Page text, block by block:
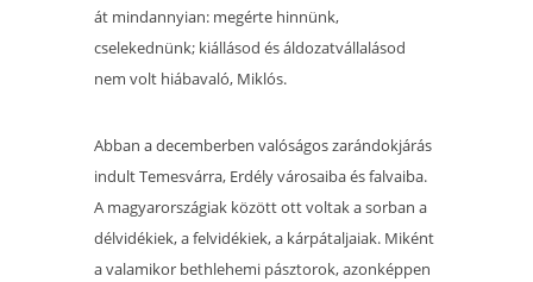
át mindannyian: megérte hinnünk,
cselekednünk; kiállásod és áldozatvállalásod
nem volt hiábavaló, Miklós.
Abban a decemberben valóságos zarándokjárás
indult Temesvárra, Erdély városaiba és falvaiba.
A magyarországiak között ott voltak a sorban a
délvidékiek, a felvidékiek, a kárpátaljaiak. Miként
a valamikor bethlehemi pásztorok, azonképpen